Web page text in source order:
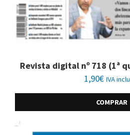
Revista digital nº 718 (1ª
1,90€ IVA
COMPRAR